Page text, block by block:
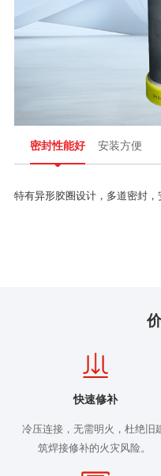
密封性能好 安装方便
特有异形胶圈设计，多道密封，
快速修补
冷压连接，无需明火，杜绝旧
筑焊接修补的火灾风险。